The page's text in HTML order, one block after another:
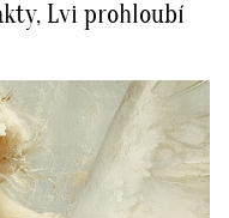
Lvi prohloubí